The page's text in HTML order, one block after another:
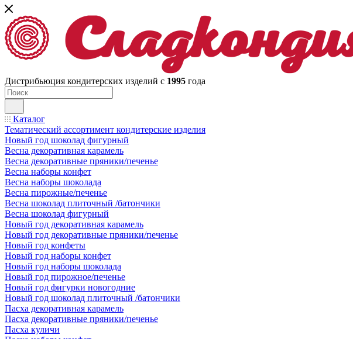
Дистрибьюция кондитерских изделий с 1995 года
Каталог
Тематический ассортимент кондитерские изделия
Новый год шоколад фигурный
Весна декоративная карамель
Весна декоративные пряники/печенье
Весна наборы конфет
Весна наборы шоколада
Весна пирожные/печенье
Весна шоколад плиточный /батончики
Весна шоколад фигурный
Новый год декоративная карамель
Новый год декоративные пряники/печенье
Новый год конфеты
Новый год наборы конфет
Новый год наборы шоколада
Новый год пирожное/печенье
Новый год фигурки новогодние
Новый год шоколад плиточный /батончики
Пасха декоративная карамель
Пасха декоративные пряники/печенье
Пасха куличи